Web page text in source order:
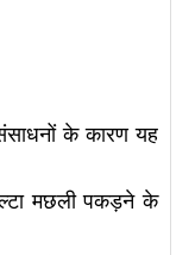
के कारण यह
मछली पकड़ने के